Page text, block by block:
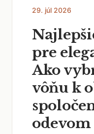
29. júl 2026
pre
Ako
vôňu k
odevom